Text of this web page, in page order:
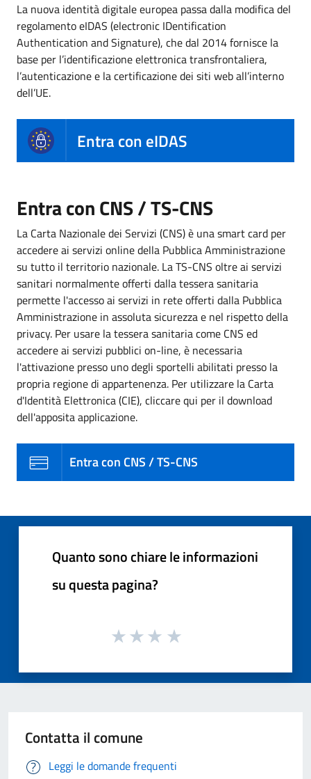
La nuova identità digitale europea passa dalla modifica del
regolamento eIDAS (electronic IDentification
Authentication and Signature), che dal 2014 fornisce la
base per l’identificazione elettronica transfrontaliera,
l’autenticazione e la certificazione dei siti web all’interno
dell’UE.
Entra con eIDAS
Entra con CNS / TS-CNS
La Carta Nazionale dei Servizi (CNS) è una smart card per
accedere ai servizi online della Pubblica Amministrazione
su tutto il territorio nazionale. La TS-CNS oltre ai servizi
sanitari normalmente offerti dalla tessera sanitaria
permette l'accesso ai servizi in rete offerti dalla Pubblica
Amministrazione in assoluta sicurezza e nel rispetto della
privacy. Per usare la tessera sanitaria come CNS ed
accedere ai servizi pubblici on-line, è necessaria
l'attivazione presso uno degli sportelli abilitati presso la
propria regione di appartenenza. Per utilizzare la Carta
d'Identità Elettronica (CIE), cliccare qui per il download
dell'apposita applicazione.
Entra con CNS / TS-CNS
Quanto sono chiare le informazioni
su questa pagina?
Contatta il comune
Leggi le domande frequenti